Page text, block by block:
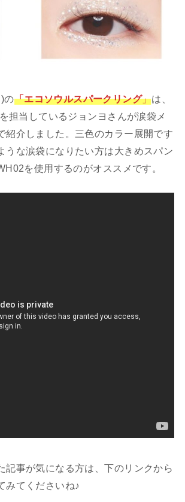
の「エコソウルスパークリング」は、
担当しているジョンヨさんが涙袋メ
紹介しました。三色のカラー展開です
うな涙袋になりたい方は大きめスパン
を使用するのがオススメです。
記事が気になる方は、下のリンクから
みてくださいね♪